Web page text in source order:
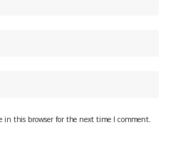
in this browser for the next time I comment.